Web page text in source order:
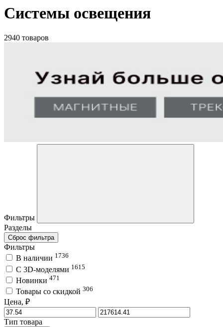
Системы освещения
2940 товаров
Фильтры
Разделы
Сброс фильтра
Фильтры
В наличии 1736
C 3D-моделями 1615
Новинки 471
Товары со скидкой 306
Цена, ₽
Тип товара